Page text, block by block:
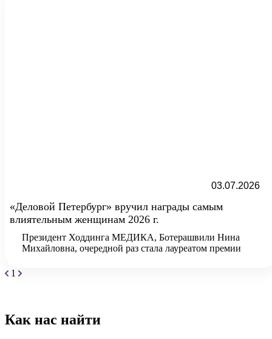
03.07.2026
«Деловой Петербург» вручил награды самым
влиятельным женщинам 2026 г.
Президент Ходдинга МЕДИКА, Ботерашвили Нина
Михайловна, очередной раз стала лауреатом премии
1
Как нас найти